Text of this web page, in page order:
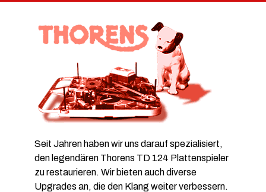
Seit Jahren haben wir uns darauf spezialisiert,
den legendären Thorens TD 124 Plattenspieler
zu restaurieren. Wir bieten auch diverse
Upgrades an, die den Klang weiter verbessern.